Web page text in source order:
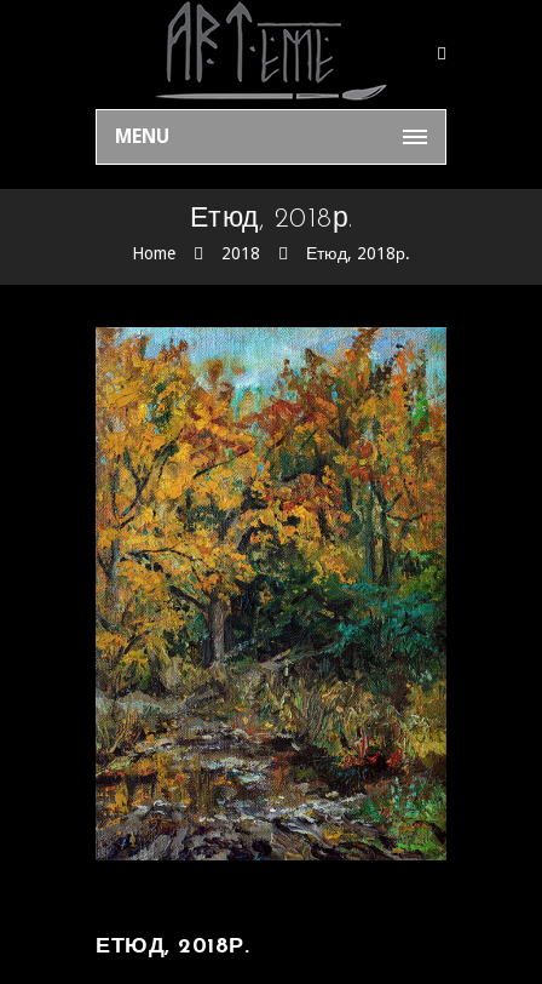
MENU
Етюд, 2018р.
Home 2018 Етюд, 2018р.
ЕТЮД, 2018Р.